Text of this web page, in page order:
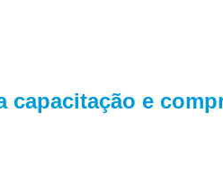
capacitação e